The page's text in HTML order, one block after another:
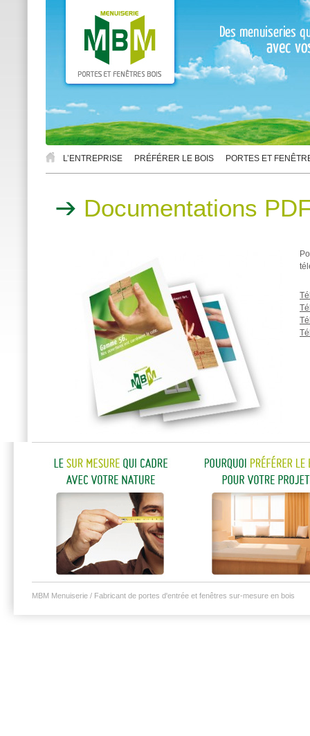
L’ENTREPRISE PRÉFÉRER LE BOIS PORTES ET
Documentations
MBM Menuiserie / Fabricant de portes d'entrée et fenêtres sur-mesure en bois